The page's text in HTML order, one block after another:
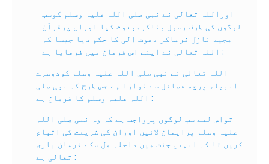
اوراللہ تعالی نے نبی صلی اللہ علیہ وسلم کوسب
لوگوں کی طرف رسول بناکرمبعوث کیا اوران پرقرآن
مجید نازل فرماکر دعوت الی کا حکم دیا جیسا کہ
اللہ تعالی نے اپنے اس فرمان میں فرمایا ہے :
اللہ تعالی نے نبی صلی اللہ علیہ وسلم کودوسرے
انبیاء پرچھ فضائل سے نوازا ہے جس طرح کہ نبی صلی
اللہ علیہ وسلم کا فرمان ہے :
تواس لیے سب لوگوں پرواجب ہے کہ وہ نبی صلی اللہ
علیہ وسلم پرایمان لائيں اوران کی شریعت کی اتباع
کریں تا کہ انہیں جنت میں داخلہ مل سکے فرمان باری
تعالی ہے :